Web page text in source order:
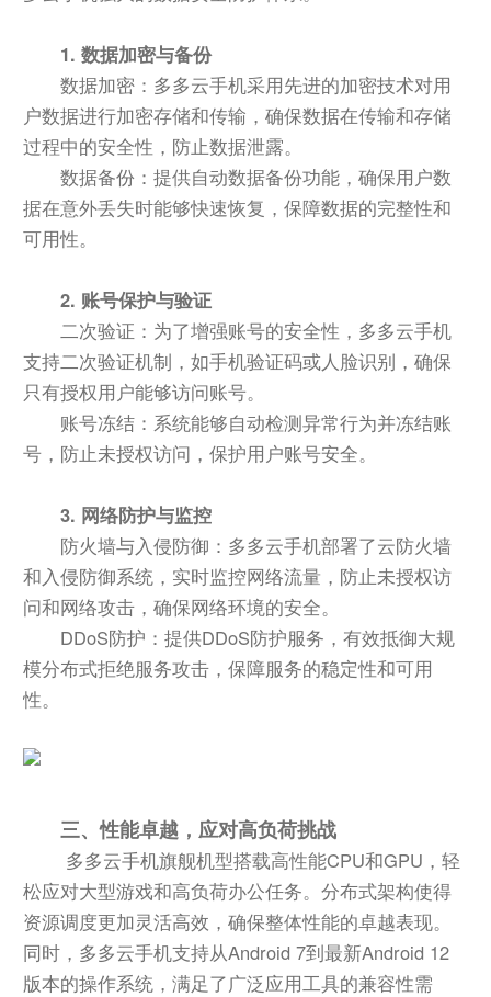
1. 数据加密与备份
数据加密：多多云手机采用先进的加密技术对用
户数据进行加密存储和传输，确保数据在传输和存储
过程中的安全性，防止数据泄露。
数据备份：提供自动数据备份功能，确保用户数
据在意外丢失时能够快速恢复，保障数据的完整性和
可用性。
2. 账号保护与验证
二次验证：为了增强账号的安全性，多多云手机
支持二次验证机制，如手机验证码或人脸识别，确保
只有授权用户能够访问账号。
账号冻结：系统能够自动检测异常行为并冻结账
号，防止未授权访问，保护用户账号安全。
3. 网络防护与监控
防火墙与入侵防御：多多云手机部署了云防火墙
和入侵防御系统，实时监控网络流量，防止未授权访
问和网络攻击，确保网络环境的安全。
DDoS防护：提供DDoS防护服务，有效抵御大规
模分布式拒绝服务攻击，保障服务的稳定性和可用
性。
三、性能卓越，应对高负荷挑战
多多云手机旗舰机型搭载高性能CPU和GPU，轻
松应对大型游戏和高负荷办公任务。分布式架构使得
资源调度更加灵活高效，确保整体性能的卓越表现。
同时，多多云手机支持从Android 7到最新Android 12
版本的操作系统，满足了广泛应用工具的兼容性需